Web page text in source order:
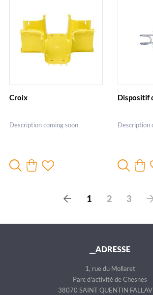
Croix
Description coming soon
Dispositif
Description
P
t
1 2 3
__ADRESSE
1, rue du Mollaret
Parc d'activité de Chesnes
38070 SAINT QUENTIN